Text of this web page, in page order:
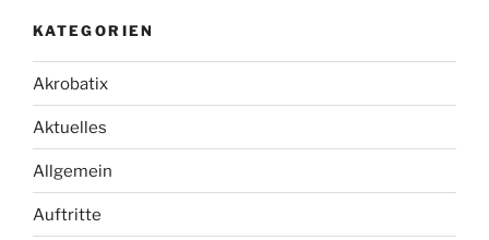
KATEGORIEN
Akrobatix
Aktuelles
Allgemein
Auftritte